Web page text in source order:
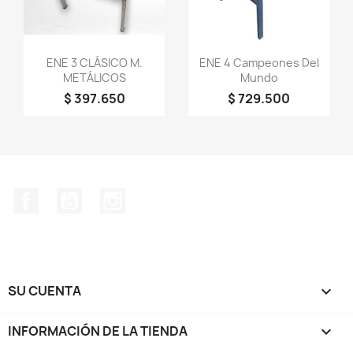
Vista rápida
ENE 3 CLÁSICO M.
METÁLICOS
$ 397.650
Vista rápida
ENE 4 Campeones Del
Mundo
$ 729.500
SU CUENTA 
INFORMACIÓN DE LA TIENDA keyboard_arrow_down